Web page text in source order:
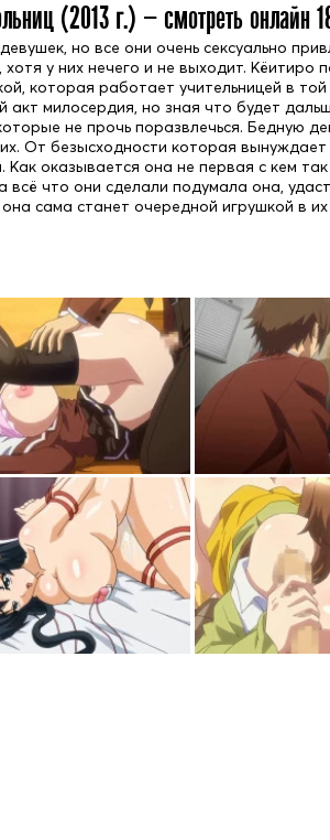
(2013 г.) — смотреть онлайн
но все они очень сексуально
у них нечего и не выходит. Кёитиро
которая работает учительницей в
акт милосердия, но зная что будет
не прочь поразвлечься. Бедную
От безысходности которая вынуждает
оказывается она не первая с кем
что они сделали подумала она,
сама станет очередной игрушкой в их